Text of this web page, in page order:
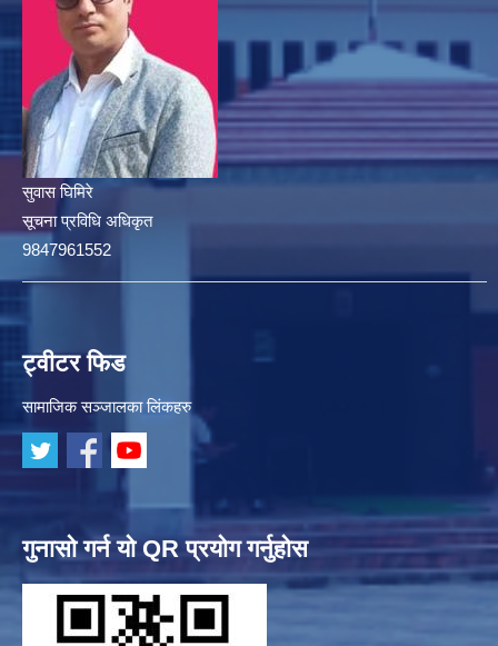
सुवास घिमिरे
सूचना प्रविधि अधिकृत
9847961552
ट्वीटर फिड
सामाजिक सञ्जालका लिंकहरु
गुनासो गर्न यो QR प्रयोग गर्नुहोस